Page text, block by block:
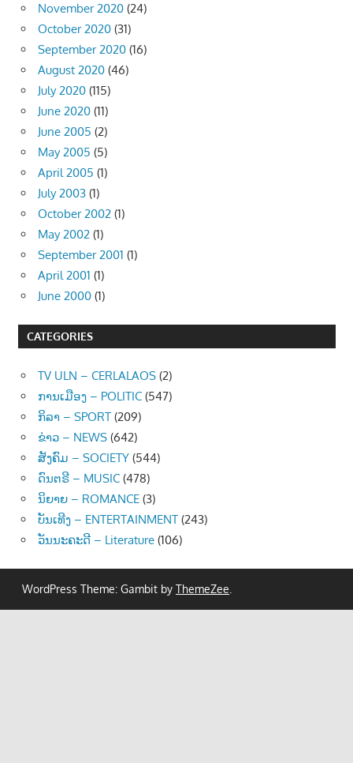
November 2020 (24)
October 2020 (31)
September 2020 (16)
August 2020 (46)
July 2020 (115)
June 2020 (11)
June 2005 (2)
May 2005 (5)
April 2005 (1)
July 2003 (1)
October 2002 (1)
May 2002 (1)
September 2001 (1)
April 2001 (1)
June 2000 (1)
CATEGORIES
TV ULN – CERLALAOS (2)
ການເມືອງ – POLITIC (547)
ກິລາ – SPORT (209)
ຂ່າວ – NEWS (642)
ສັງຄົມ – SOCIETY (544)
ດົນຕຣີ – MUSIC (478)
ນິຍາຍ – ROMANCE (3)
ບັນເທີງ – ENTERTAINMENT (243)
ວັນນະຄະດີ – Literature (106)
WordPress Theme: Gambit by ThemeZee